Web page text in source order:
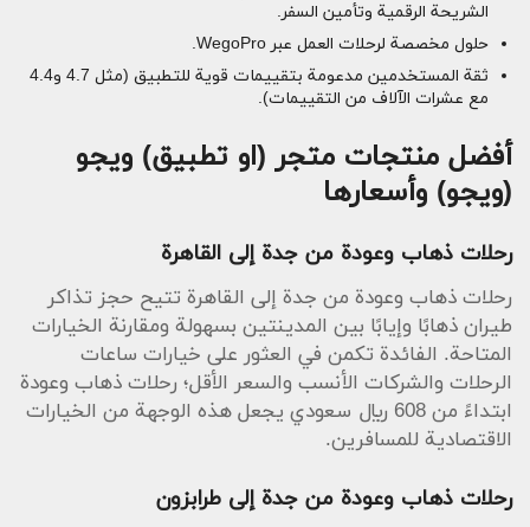
الشريحة الرقمية وتأمين السفر.
حلول مخصصة لرحلات العمل عبر WegoPro.
ثقة المستخدمين مدعومة بتقييمات قوية للتطبيق (مثل 4.7 و4.4
مع عشرات الآلاف من التقييمات).
أفضل منتجات متجر (او تطبيق) ويجو
(ويجو) وأسعارها
رحلات ذهاب وعودة من جدة إلى القاهرة
رحلات ذهاب وعودة من جدة إلى القاهرة تتيح حجز تذاكر
طيران ذهابًا وإيابًا بين المدينتين بسهولة ومقارنة الخيارات
المتاحة. الفائدة تكمن في العثور على خيارات ساعات
الرحلات والشركات الأنسب والسعر الأقل؛ رحلات ذهاب وعودة
ابتداءً من 608 ريال سعودي يجعل هذه الوجهة من الخيارات
الاقتصادية للمسافرين.
رحلات ذهاب وعودة من جدة إلى طرابزون